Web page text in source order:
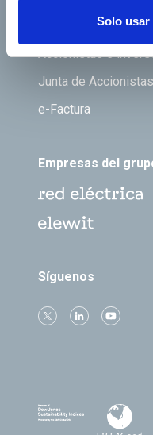
Solo usar
Accionistas e
Junta de Accionistas
e-Factura
Empresas del
Síguenos